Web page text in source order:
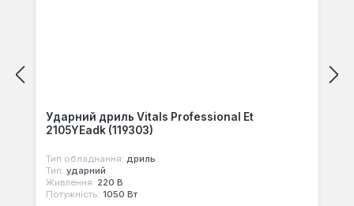
Ударний дриль Vitals Professional Et
2105YEadk (119303)
Тип обладнання: дриль
Тип: ударний
Живлення: 220 В
Потужність: 1050 Вт